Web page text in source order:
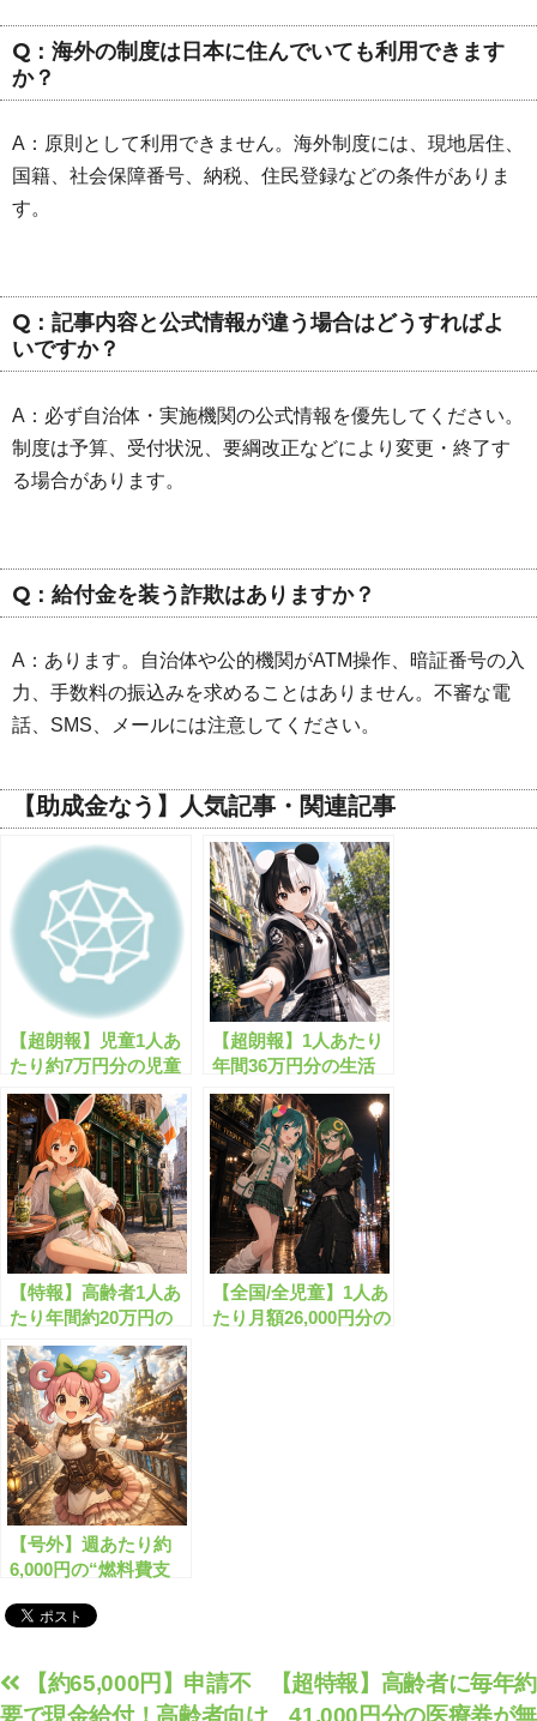
Q：海外の制度は日本に住んでいても利用できます
か？
A：原則として利用できません。海外制度には、現地居住、
国籍、社会保障番号、納税、住民登録などの条件がありま
す。
Q：記事内容と公式情報が違う場合はどうすればよ
いですか？
A：必ず自治体・実施機関の公式情報を優先してください。
制度は予算、受付状況、要綱改正などにより変更・終了す
る場合があります。
Q：給付金を装う詐欺はありますか？
A：あります。自治体や公的機関がATM操作、暗証番号の入
力、手数料の振込みを求めることはありません。不審な電
話、SMS、メールには注意してください。
【助成金なう】人気記事・関連記事
【超朗報】児童1人あ
たり約7万円分の児童
手当がもらえます！
【超朗報】1人あたり
年間36万円分の生活
費支援金がもらえま
す！
【特報】高齢者1人あ
たり年間約20万円の
燃料手当がもらえま
す！
【全国/全児童】1人あ
たり月額26,000円分の
【号外】週あたり約
6,000円の“燃料費支
投
【超特報】高齢者に毎年約
41,000円分の医療券が無
【約65,000円】申請不
要で現金給付！高齢者向け